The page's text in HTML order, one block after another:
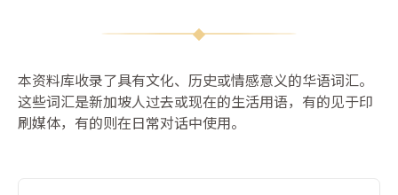
本资料库收录了具有文化、历史或情感意义的华语词汇。
这些词汇是新加坡人过去或现在的生活用语，有的见于印
刷媒体，有的则在日常对话中使用。